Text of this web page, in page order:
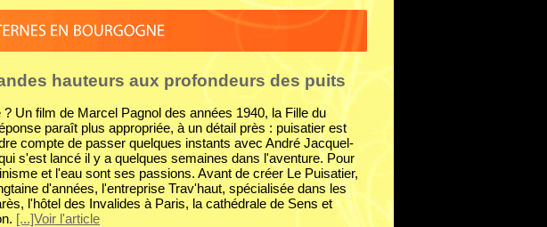
hauteurs aux profondeurs des puits
Un film de Marcel Pagnol des années 1940, la Fille du
paraît plus appropriée, à un détail près : puisatier est
compte de passer quelques instants avec André Jacquel-
s'est lancé il y a quelques semaines dans l'aventure. Pour
et l'eau sont ses passions. Avant de créer Le Puisatier,
d'années, l'entreprise Trav'haut, spécialisée dans les
l'hôtel des Invalides à Paris, la cathédrale de Sens et
[...]Voir l'article